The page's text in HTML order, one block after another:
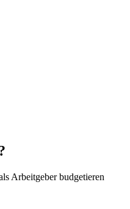
Arbeitgeber budgetieren